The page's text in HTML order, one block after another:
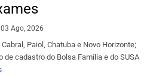
03 Ago, 2026
Paiol, Chatuba e Novo Horizonte;
cadastro do Bolsa Família e do SUSA